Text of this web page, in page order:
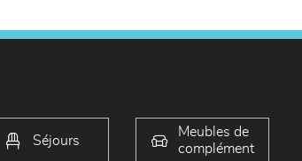
Séjours
Meubles de
complément